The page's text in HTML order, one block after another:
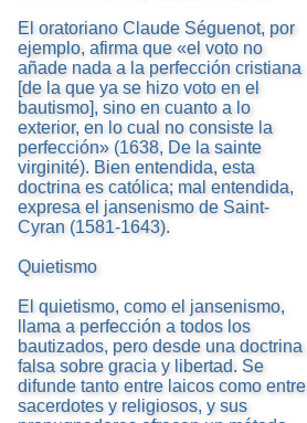
El oratoriano Claude Séguenot, por
ejemplo, afirma que «el voto no
añade nada a la perfección cristiana
[de la que ya se hizo voto en el
bautismo], sino en cuanto a lo
exterior, en lo cual no consiste la
perfección» (1638, De la sainte
virginité). Bien entendida, esta
doctrina es católica; mal entendida,
expresa el jansenismo de Saint-
Cyran (1581-1643).
Quietismo
El quietismo, como el jansenismo,
llama a perfección a todos los
bautizados, pero desde una doctrina
falsa sobre gracia y libertad. Se
difunde tanto entre laicos como entre
sacerdotes y religiosos, y sus